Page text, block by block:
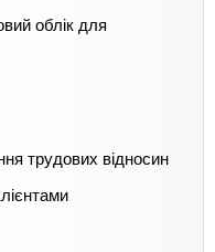
облік для
трудових відносин